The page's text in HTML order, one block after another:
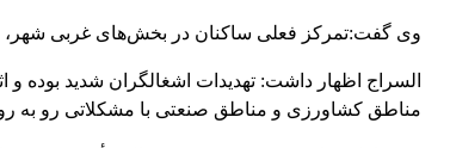
وی گفت:تمرکز فعلی ساکنان در بخش‌های غربی شهر،
السراج اظهار داشت: تهدیدات اشغالگران شدید بوده
مناطق کشاورزی و مناطق صنعتی با مشکلاتی رو به رو